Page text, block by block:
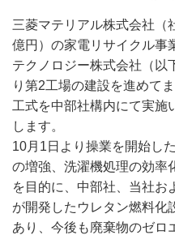
三菱マテリアル株式会社（
億円）の家電リサイクル事
テクノロジー株式会社（以
り第2工場の建設を進めて
工式を中部社構内にて実施
します。
10月1日より操業を開始し
の増強、洗濯機処理の効率
を目的に、中部社、当社お
が開発したウレタン燃料化
あり、今後も廃棄物のゼロ